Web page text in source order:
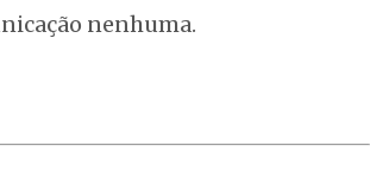
nenhuma.